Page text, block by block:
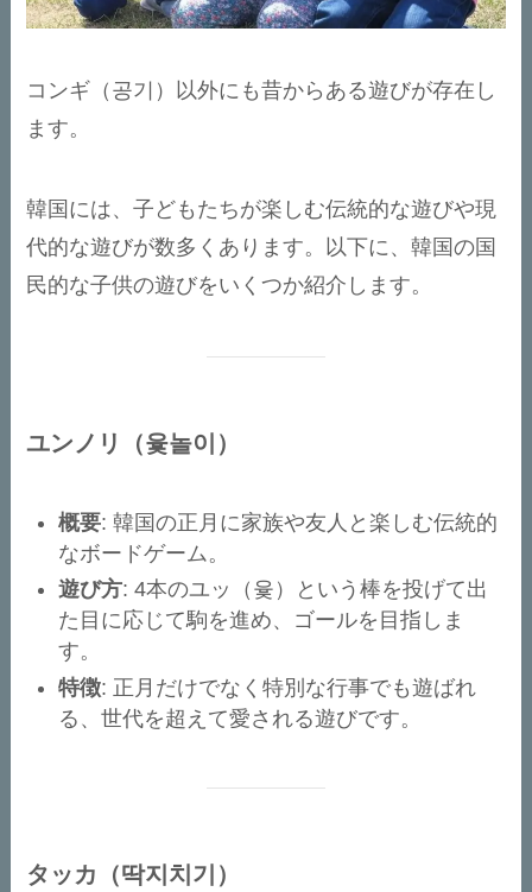
コンギ（공기）以外にも昔からある遊びが存在し
ます。
韓国には、子どもたちが楽しむ伝統的な遊びや現
代的な遊びが数多くあります。以下に、韓国の国
民的な子供の遊びをいくつか紹介します。
ユンノリ（윷놀이）
概要: 韓国の正月に家族や友人と楽しむ伝統的
なボードゲーム。
遊び方: 4本のユッ（윷）という棒を投げて出
た目に応じて駒を進め、ゴールを目指しま
す。
特徴: 正月だけでなく特別な行事でも遊ばれ
る、世代を超えて愛される遊びです。
タッカ（딱지치기）